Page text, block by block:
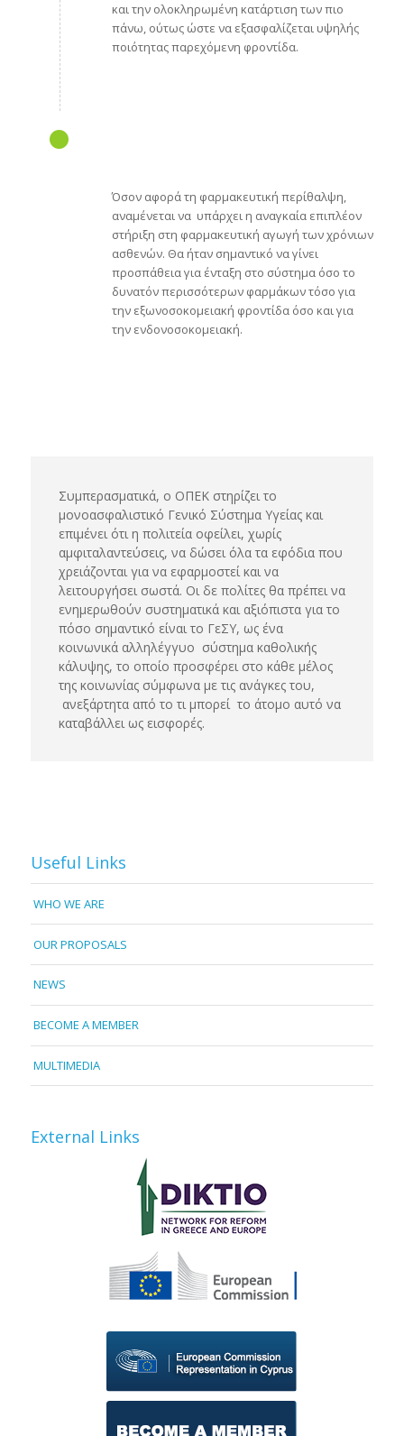
και την ολοκληρωμένη κατάρτιση των πιο
πάνω, ούτως ώστε να εξασφαλίζεται υψηλής
ποιότητας παρεχόμενη φροντίδα.
Όσον αφορά τη φαρμακευτική περίθαλψη,
αναμένεται να υπάρχει η αναγκαία επιπλέον
στήριξη στη φαρμακευτική αγωγή των χρόνιων
ασθενών. Θα ήταν σημαντικό να γίνει
προσπάθεια για ένταξη στο σύστημα όσο το
δυνατόν περισσότερων φαρμάκων τόσο για
την εξωνοσοκομειακή φροντίδα όσο και για
την ενδονοσοκομειακή.
Συμπερασματικά, ο ΟΠΕΚ στηρίζει το
μονοασφαλιστικό Γενικό Σύστημα Υγείας και
επιμένει ότι η πολιτεία οφείλει, χωρίς
αμφιταλαντεύσεις, να δώσει όλα τα εφόδια που
χρειάζονται για να εφαρμοστεί και να
λειτουργήσει σωστά. Οι δε πολίτες θα πρέπει να
ενημερωθούν συστηματικά και αξιόπιστα για το
πόσο σημαντικό είναι το ΓεΣΥ, ως ένα
κοινωνικά αλληλέγγυο σύστημα καθολικής
κάλυψης, το οποίο προσφέρει στο κάθε μέλος
της κοινωνίας σύμφωνα με τις ανάγκες του,
ανεξάρτητα από το τι μπορεί το άτομο αυτό να
καταβάλλει ως εισφορές.
Useful Links
WHO WE ARE
OUR PROPOSALS
NEWS
BECOME A MEMBER
MULTIMEDIA
External Links